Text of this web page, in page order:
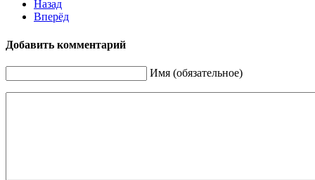
Назад
Вперёд
Добавить комментарий
Имя (обязательное)